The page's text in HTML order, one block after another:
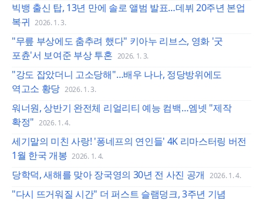
빅뱅 출신 탑, 13년 만에 솔로 앨범 발표…데뷔 20주년 본업
복귀 2026. 1. 3.
"무릎 부상에도 춤추려 했다" 키아누 리브스, 영화 '굿
포츈'서 보여준 부상 투혼 2026. 1. 3.
"강도 잡았더니 고소당해"…배우 나나, 정당방위에도
역고소 황당 2026. 1. 3.
워너원, 상반기 완전체 리얼리티 예능 컴백…엠넷 "제작
확정" 2026. 1. 4.
세기말의 미친 사랑! '퐁네프의 연인들' 4K 리마스터링 버전
1월 한국 개봉 2026. 1. 4.
당학덕, 새해를 맞아 장국영의 30년 전 사진 공개 2026. 1. 4.
"다시 뜨거워질 시간" 더 퍼스트 슬램덩크, 3주년 기념